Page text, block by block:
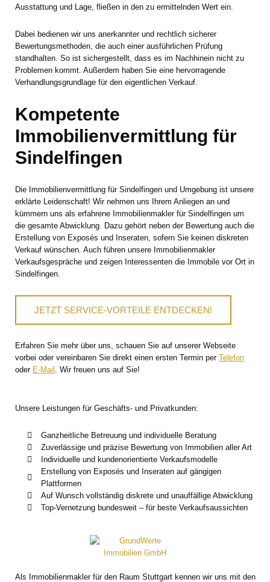
Ausstattung und Lage, fließen in den zu ermittelnden Wert ein.
Dabei bedienen wir uns anerkannter und rechtlich sicherer
Bewertungsmethoden, die auch einer ausführlichen Prüfung
standhalten. So ist sichergestellt, dass es im Nachhinein nicht zu
Problemen kommt. Außerdem haben Sie eine hervorragende
Verhandlungsgrundlage für den eigentlichen Verkauf.
Kompetente
Immobilienvermittlung für
Sindelfingen
Die Immobilienvermittlung für Sindelfingen und Umgebung ist unsere
erklärte Leidenschaft! Wir nehmen uns Ihrem Anliegen an und
kümmern uns als erfahrene Immobilienmakler für Sindelfingen um
die gesamte Abwicklung. Dazu gehört neben der Bewertung auch die
Erstellung von Exposés und Inseraten, sofern Sie keinen diskreten
Verkauf wünschen. Auch führen unsere Immobilienmakler
Verkaufsgespräche und zeigen Interessenten die Immobile vor Ort in
Sindelfingen.
JETZT SERVICE-VORTEILE ENTDECKEN!
Erfahren Sie mehr über uns, schauen Sie auf unserer Webseite
vorbei oder vereinbaren Sie direkt einen ersten Termin per Telefon
oder E-Mail . Wir freuen uns auf Sie!
Unsere Leistungen für Geschäfts- und Privatkunden:
Ganzheitliche Betreuung und individuelle Beratung
Zuverlässige und präzise Bewertung von Immobilien aller Art
Individuelle und kundenorientierte Verkaufsmodelle
Erstellung von Exposés und Inseraten auf gängigen
Plattformen
Auf Wunsch vollständig diskrete und unauffällige Abwicklung
Top-Vernetzung bundesweit – für beste Verkaufsaussichten
Als Immobilienmakler für den Raum Stuttgart kennen wir uns mit den